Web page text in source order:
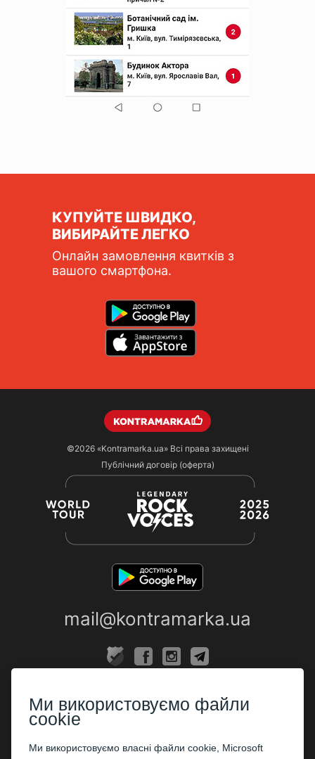
КУПУЙТЕ ШВИДКО,
ВИБИРАЙТЕ ЛЕГКО
Онлайн замовлення квитків з
вашого смартфона.
©2026 «Kontramarka.ua»Всі права захищені
Публічний договір (оферта)
mail@kontramarka.ua
Каси
ПАРТНЕРАМ
Ми використовуємо файли
cookie
Ми використовуємо власні файли cookie, Microsoft